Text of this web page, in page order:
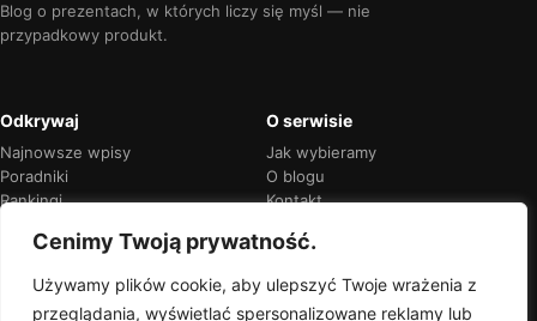
Cenimy Twoją prywatność.
Używamy plików cookie, aby ulepszyć Twoje wrażenia z
przeglądania, wyświetlać spersonalizowane reklamy lub
Blog o prezentach, w których liczy się myśl — nie
przypadkowy produkt.
Odkrywaj
Najnowsze wpisy
Poradniki
Rankingi
O serwisie
Jak wybieramy
O blogu
Kontakt